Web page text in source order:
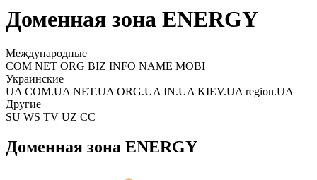
Доменная зона ENERGY
Международные
COM NET ORG BIZ INFO NAME MOBI
Украинские
UA COM.UA NET.UA ORG.UA IN.UA KIEV.UA region.UA
Другие
SU WS TV UZ CC
Доменная зона ENERGY